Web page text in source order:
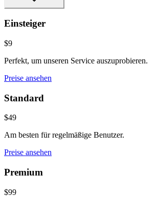
Einsteiger
$9
Perfekt, um unseren Service auszuprobieren.
Preise ansehen
Standard
$49
Am besten für regelmäßige Benutzer.
Preise ansehen
Premium
$99